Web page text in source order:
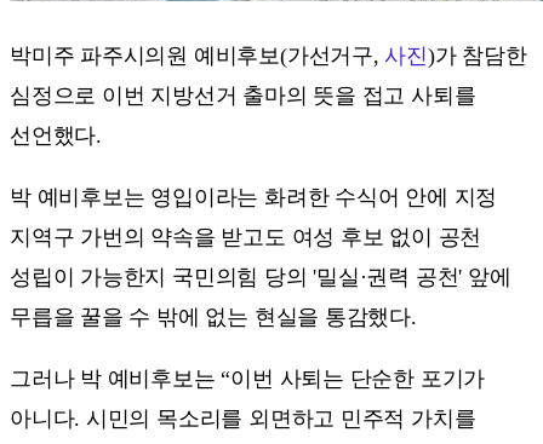
박미주 파주시의원 예비후보(가선거구, 사진)가 참담한
심정으로 이번 지방선거 출마의 뜻을 접고 사퇴를
선언했다.
박 예비후보는 영입이라는 화려한 수식어 안에 지정
지역구 가번의 약속을 받고도 여성 후보 없이 공천
성립이 가능한지 국민의힘 당의 '밀실·권력 공천' 앞에
무릅을 꿀을 수 밖에 없는 현실을 통감했다.
그러나 박 예비후보는 “이번 사퇴는 단순한 포기가
아니다. 시민의 목소리를 외면하고 민주적 가치를